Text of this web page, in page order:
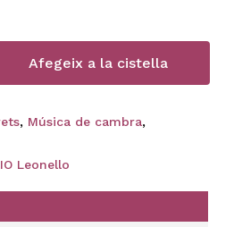
Afegeix a la cistella
, Música de cambra,
Leonello